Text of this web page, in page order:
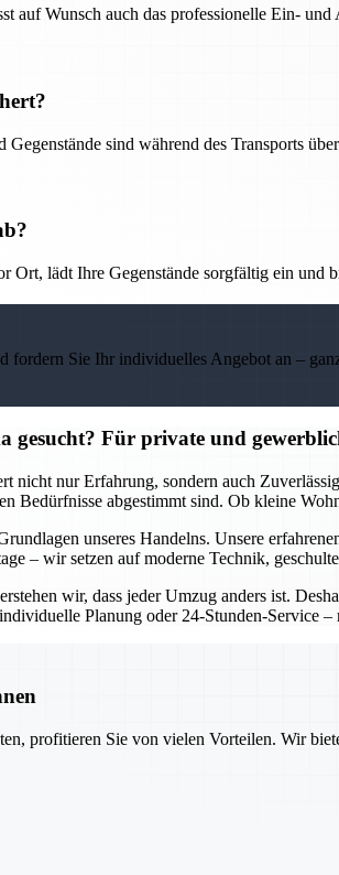
auf Wunsch auch das professionelle Ein-
sind während des Transports
Ort, lädt Ihre Gegenstände sorgfältig ein und
fordern Sie Ihr individuelles Angebot an –
gesucht? Für private und
nicht nur Erfahrung, sondern auch
Bedürfnisse abgestimmt sind. Ob kleine
unseres Handelns. Unsere
– wir setzen auf moderne Technik,
wir, dass jeder Umzug anders ist.
Planung oder 24-Stunden-Service
profitieren Sie von vielen Vorteilen. Wir